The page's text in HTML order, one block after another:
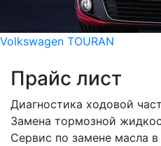
Volkswagen TOURAN
Прайс лист
Диагностика ходовой
Замена тормозной
Сервис по замене масла